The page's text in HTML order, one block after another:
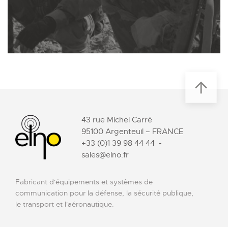
43 rue Michel Carré
95100 Argenteuil – FRANCE
+33 (0)1 39 98 44 44-
sales@elno.fr
Fabricant d'équipements et systèmes de
communication pour la défense, la sécurité publique,
le transport et l'aéronautique.